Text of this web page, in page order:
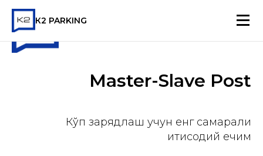
К2 PARKING
Master-Slave Post
Кўп зарядлаш учун енг самарали
иқтисодий ечим